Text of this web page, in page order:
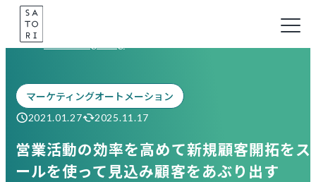
Skip
content
マーケティングオートメーション
2021.01.27 2025.11.17
営業活動の効率を高めて新規顧客開拓をス
ールを使って見込み顧客をあぶり出す